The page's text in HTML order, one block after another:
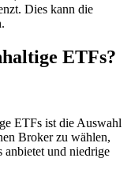
Dies kann die
ETFs?
ETFs ist die Auswahl
Broker zu wählen,
anbietet und niedrige